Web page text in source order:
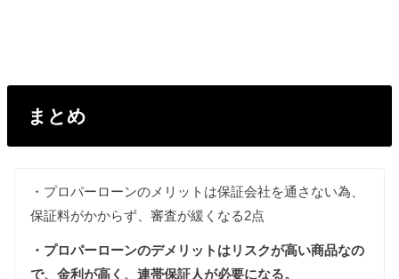
まとめ
・プロパーローンのメリットは保証会社を通さない為、
保証料がかからず、審査が緩くなる2点
・プロパーローンのデメリットはリスクが高い商品なの
で、金利が高く、連帯保証人が必要になる。